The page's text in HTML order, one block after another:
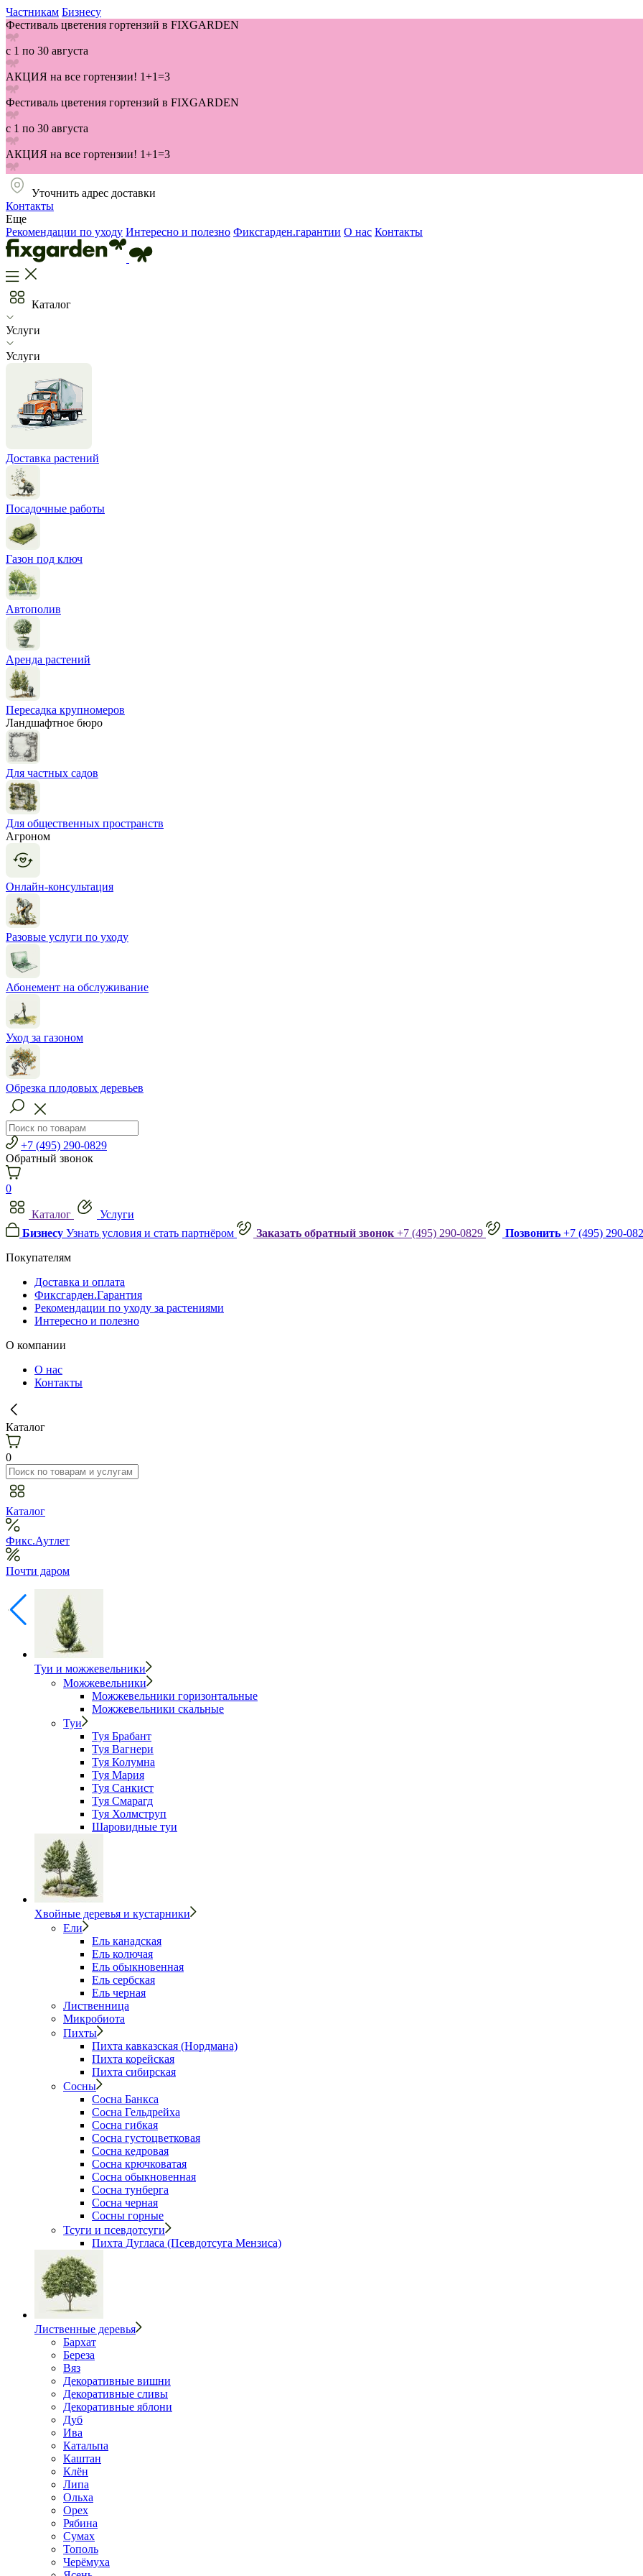
Частникам Бизнесу
Фестиваль цветения гортензий в FIXGARDEN
с 1 по 30 августа
АКЦИЯ на все гортензии! 1+1=3
Фестиваль цветения гортензий в FIXGARDEN
с 1 по 30 августа
АКЦИЯ на все гортензии! 1+1=3
Уточнить адрес доставки
Контакты
Еще
Рекомендации по уходу Интересно и полезно Фиксгарден.гарантии О нас Контакты
Каталог
Услуги
Услуги
Доставка растений
Посадочные работы
Газон под ключ
Автополив
Аренда растений
Пересадка крупномеров
Ландшафтное бюро
Для частных садов
Для общественных пространств
Агроном
Онлайн-консультация
Разовые услуги по уходу
Абонемент на обслуживание
Уход за газоном
Обрезка плодовых деревьев
+7 (495) 290-0829
Обратный звонок
0
Каталог
Услуги
Бизнесу Узнать условия и стать партнёром Заказать обратный звонок +7 (495) 290-0829 Позвонить +7 (495) 290-
Покупателям
Доставка и оплата
Фиксгарден.Гарантия
Рекомендации по уходу за растениями
Интересно и полезно
О компании
О нас
Контакты
Каталог
0
Каталог
Фикс.Аутлет
Почти даром
Туи и можжевельники
Можжевельники
Можжевельники горизонтальные
Можжевельники скальные
Туи
Туя Брабант
Туя Вагнери
Туя Колумна
Туя Мария
Туя Санкист
Туя Смарагд
Туя Холмструп
Шаровидные туи
Хвойные деревья и кустарники
Ели
Ель канадская
Ель колючая
Ель обыкновенная
Ель сербская
Ель черная
Лиственница
Микробиота
Пихты
Пихта кавказская (Нордмана)
Пихта корейская
Пихта сибирская
Сосны
Сосна Банкса
Сосна Гельдрейха
Сосна гибкая
Сосна густоцветковая
Сосна кедровая
Сосна крючковатая
Сосна обыкновенная
Сосна тунберга
Сосна черная
Сосны горные
Тсуги и псевдотсуги
Пихта Дугласа (Псевдотсуга Мензиса)
Лиственные деревья
Бархат
Береза
Вяз
Декоративные вишни
Декоративные сливы
Декоративные яблони
Дуб
Ива
Катальпа
Каштан
Клён
Липа
Ольха
Орех
Рябина
Сумах
Тополь
Черёмуха